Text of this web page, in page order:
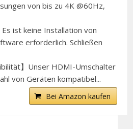
von bis zu 4K @60Hz,
Es ist keine Installation von
erforderlich. Schließen
】Unser HDMI-Umschalter
von Geräten kompatibel...
Bei Amazon kaufen